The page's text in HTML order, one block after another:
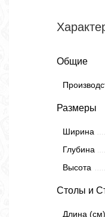
Общие
Размеры
Ширина
Глубина
Высота
Столы и
Длина (см)